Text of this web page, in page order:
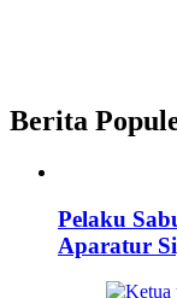
Berita
Pelaku
Aparatur